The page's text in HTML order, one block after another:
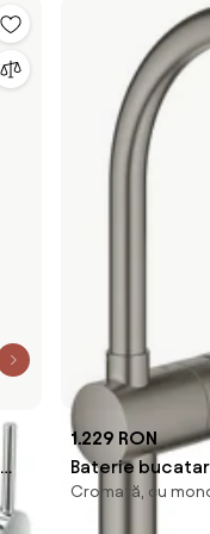
1.229 RON
Baterie
monocomanda
Cromată, cu